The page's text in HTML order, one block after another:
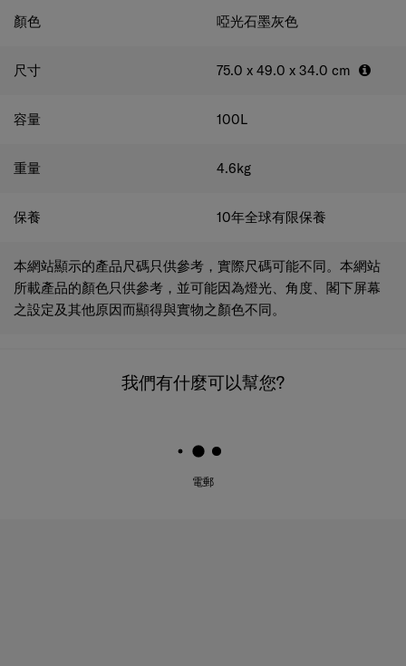
顏色 啞光石墨灰色
尺寸 75.0 x 49.0 x 34.0 cm
容量 100L
重量 4.6kg
保養 10年全球有限保養
本網站顯示的產品尺碼只供參考，實際尺碼可能不同。本網站
所載產品的顏色只供參考，並可能因為燈光、角度、閣下屏幕
之設定及其他原因而顯得與實物之顏色不同。
我們有什麼可以幫您?
電郵